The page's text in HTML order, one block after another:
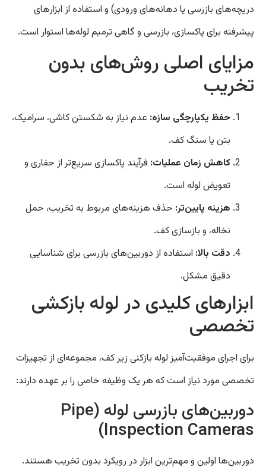
دریچه‌های بازرسی یا دهانه‌های ورودی) و استفاده از ابزارهای
پیشرفته برای پاکسازی، بازرسی و گاهی ترمیم لوله‌ها استوار است.
مزایای اصلی روش‌های بدون
تخریب
حفظ یکپارچگی سازه: عدم نیاز به شکستن کاشی، سرامیک،
بتن یا سنگ کف.
کاهش زمان عملیات: فرآیند پاکسازی سریع‌تر از حفاری و
تعویض لوله است.
هزینه پایین‌تر: حذف هزینه‌های مربوط به تخریب، حمل
نخاله، و بازسازی کف.
دقت بالا: استفاده از دوربین‌های بازرسی برای شناسایی
دقیق مشکل.
ابزارهای کلیدی در لوله بازکشی
تخصصی
برای اجرای موفقیت‌آمیز لوله بازکنی زیر کف، مجموعه‌ای از تجهیزات
تخصصی مورد نیاز است که هر یک وظیفه خاصی را بر عهده دارند:
دوربین‌های بازرسی لوله (Pipe
Inspection Cameras)
دوربین‌ها اولین و مهم‌ترین ابزار در رویکرد بدون تخریب هستند.